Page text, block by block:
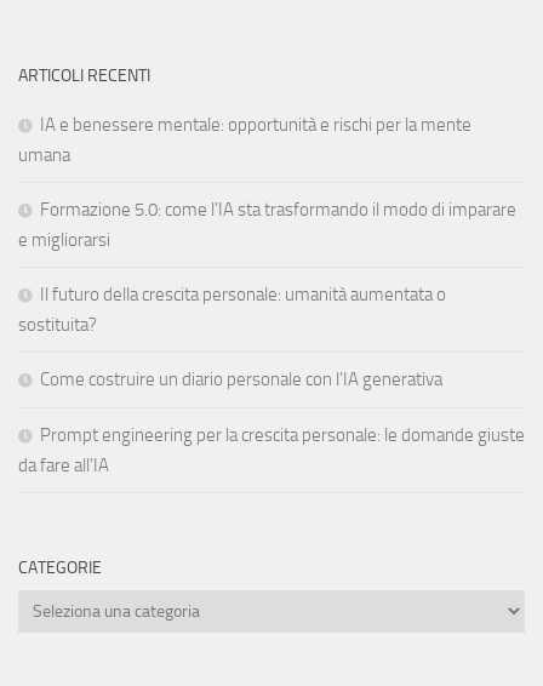
ARTICOLI RECENTI
IA e benessere mentale: opportunità e rischi per la mente
umana
Formazione 5.0: come l’IA sta trasformando il modo di imparare
e migliorarsi
Il futuro della crescita personale: umanità aumentata o
sostituita?
Come costruire un diario personale con l’IA generativa
Prompt engineering per la crescita personale: le domande giuste
da fare all’IA
CATEGORIE
Categorie